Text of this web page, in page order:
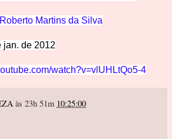
Roberto Martins da Silva
jan. de 2012
watch?v=vlUHLtQo5-4
às 23h 51m 10:25:00